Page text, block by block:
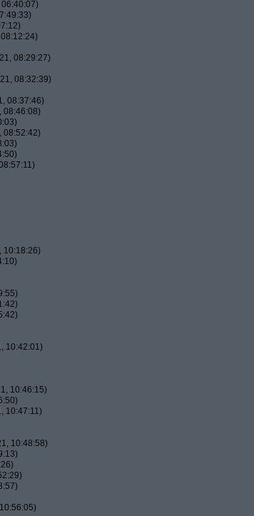
08:29:27)
08:32:39)
08:37:46)
08:46:08)
08:52:42)
10:18:26)
10:42:01)
10:46:15)
10:47:11)
10:48:58)